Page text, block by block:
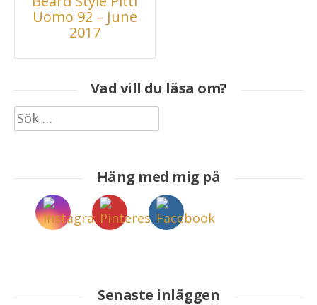
Uomo 92 – June
2017
Vad vill du läsa om?
Sök
efter:
Häng med mig på
Senaste inläggen